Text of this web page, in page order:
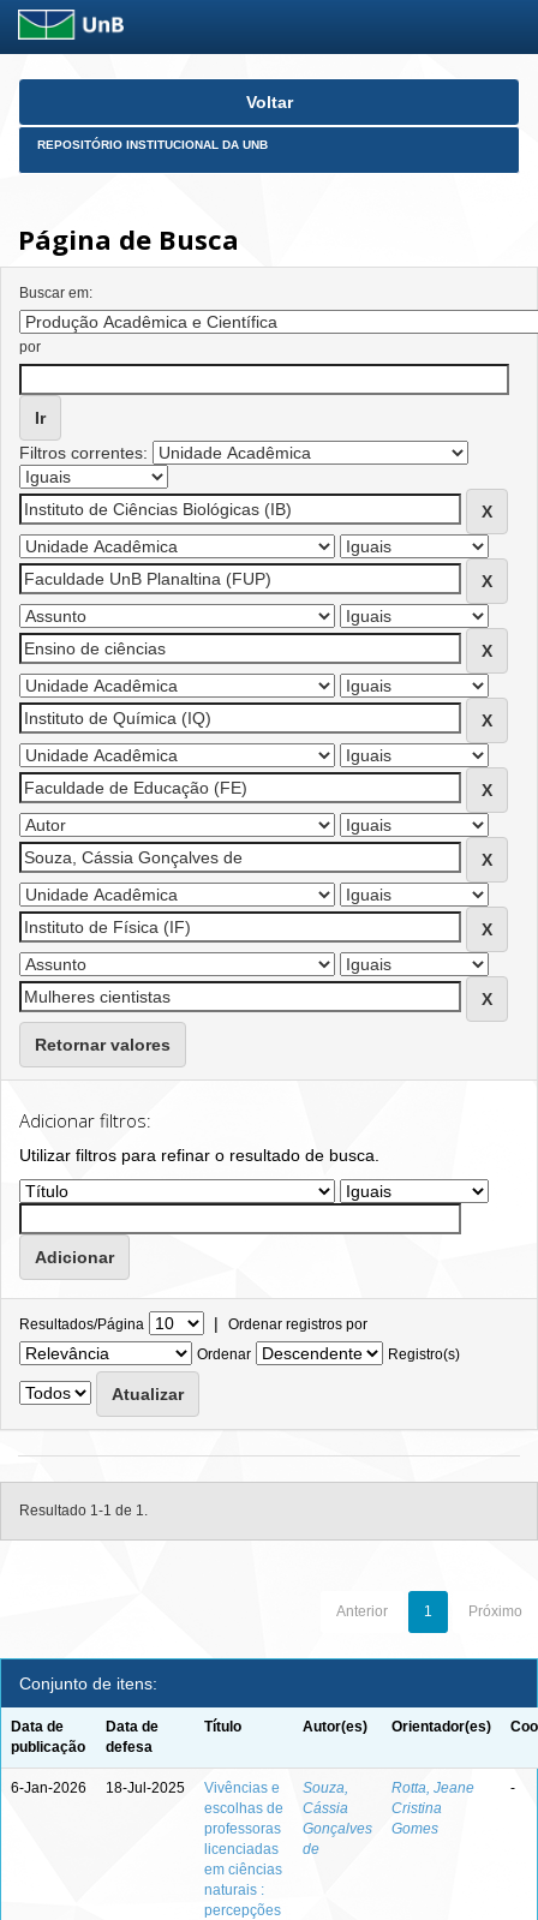
Skip
Voltar
REPOSITÓRIO INSTITUCIONAL DA UNB
Página de Busca
Buscar em:
por
Filtros correntes:
Retornar valores
Adicionar filtros:
Utilizar filtros para refinar o resultado de busca.
Resultados/Página | Ordenar registros por
Ordenar
Registro(s)
Resultado 1-1 de 1.
Anterior 1 Próximo
Conjunto de itens:
Data de
publicação
Data de
defesa
Título Autor(es) Orientador(es)
6-Jan-2026 18-Jul-2025
Vivências e
escolhas de
professoras
licenciadas
em ciências
naturais :
percepções
Souza,
Cássia
Gonçalves
de
Rotta, Jeane
Cristina
Gomes
-